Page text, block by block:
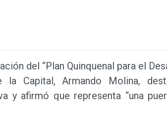
del “Plan Quinquenal para el
la Capital, Armando Molina,
y afirmó que representa “una